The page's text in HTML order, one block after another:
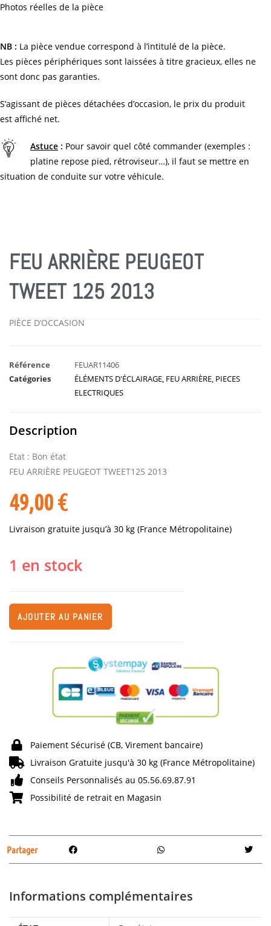
Photos réelles de la pièce
NB : La pièce vendue correspond à l’intitulé de la pièce.
Les pièces périphériques sont laissées à titre gracieux, elles ne
sont donc pas garanties.
S’agissant de pièces détachées d’occasion, le prix du produit
est affiché net.
Astuce : Pour savoir quel côté commander (exemples :
platine repose pied, rétroviseur…), il faut se mettre en
situation de conduite sur votre véhicule.
FEU ARRIÈRE PEUGEOT
TWEET 125 2013
PIÈCE D’OCCASION
Référence
FEUAR11406
Catégories
ÉLÉMENTS D'ÉCLAIRAGE FEU ARRIÈRE PIECES
ELECTRIQUES
Description
Etat : Bon état
FEU ARRIÈRE PEUGEOT TWEET125 2013
49,00€
Livraison gratuite jusqu’à 30 kg (France Métropolitaine)
1 en stock
AJOUTER AU PANIER
Paiement Sécurisé (CB, Virement bancaire)
Livraison Gratuite jusqu'à 30 kg (France Métropolitaine)
Conseils Personnalisés au 05.56.69.87.91
Possibilité de retrait en Magasin
Partager
Informations complémentaires